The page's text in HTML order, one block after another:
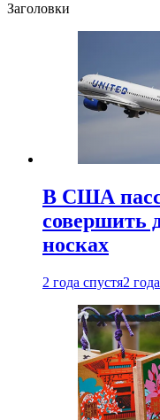
Заголовки
В США
совершить
носках
2 года спустя2